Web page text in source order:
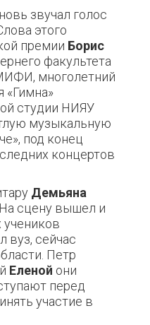
звучал голос
этого
премии Борис
факультета
многолетний
«Гимна»
студии НИЯУ
музыкальную
под конец
концертов
Демьяна
. На сцену вышел и
вуз, сейчас
Петр
Еленой они
перед
участие в